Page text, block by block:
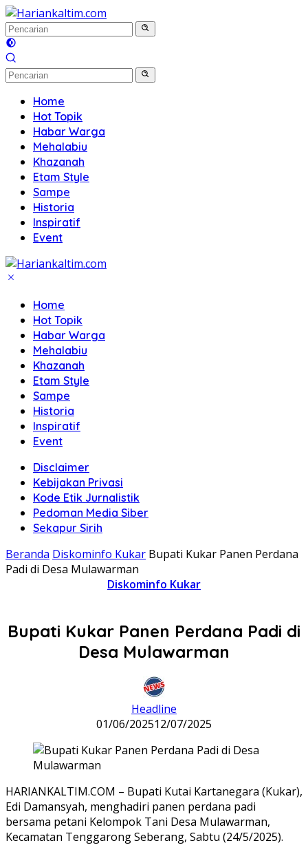
Langsung
ke
konten
Home
Hot Topik
Habar Warga
Mehalabiu
Khazanah
Etam Style
Sampe
Historia
Inspiratif
Event
Home
Hot Topik
Habar Warga
Mehalabiu
Khazanah
Etam Style
Sampe
Historia
Inspiratif
Event
Disclaimer
Kebijakan Privasi
Kode Etik Jurnalistik
Pedoman Media Siber
Sekapur Sirih
Beranda Diskominfo Kukar Bupati Kukar Panen Perdana
Padi di Desa Mulawarman
Diskominfo Kukar
Bupati Kukar Panen Perdana Padi di
Desa Mulawarman
Headline
01/06/202512/07/2025
HARIANKALTIM.COM – Bupati Kutai Kartanegara (Kukar),
Edi Damansyah, menghadiri panen perdana padi
bersama petani Kelompok Tani Desa Mulawarman,
Kecamatan Tenggarong Seberang, Sabtu (24/5/2025).